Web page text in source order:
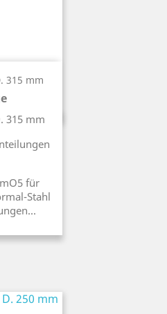
315 mm
315 mm
für
Stahl